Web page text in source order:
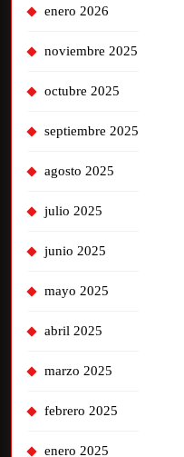
enero 2026
noviembre 2025
octubre 2025
septiembre 2025
agosto 2025
julio 2025
junio 2025
mayo 2025
abril 2025
marzo 2025
febrero 2025
enero 2025